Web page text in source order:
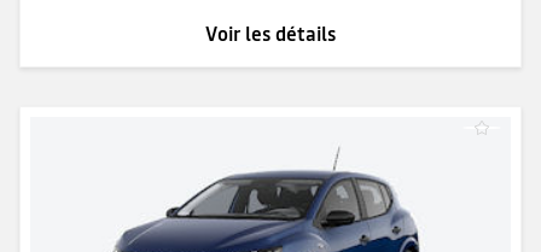
Voir les détails